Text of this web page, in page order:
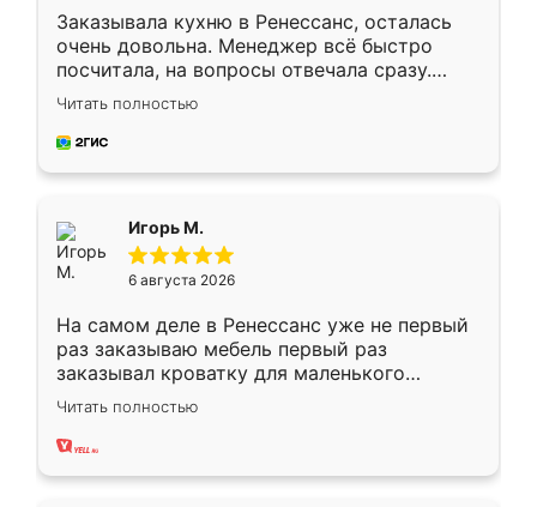
Заказывала кухню в Ренессанс, осталась
очень довольна. Менеджер всё быстро
посчитала, на вопросы отвечала сразу.
Замерщик приехал в субботу, подошёл к
делу со всей ответственностью. Собрали
за день, ребята работали аккуратно, даже
Читать полностью
Игорь М.
6 августа 2026
На самом деле в Ренессанс уже не первый
раз заказываю мебель первый раз
заказывал кроватку для маленького
ребёнка при его рождении ,во второй раз
заказал шкаф-купе. По качеству очень
хорошее сборка достаточно быстрая,
Читать полностью